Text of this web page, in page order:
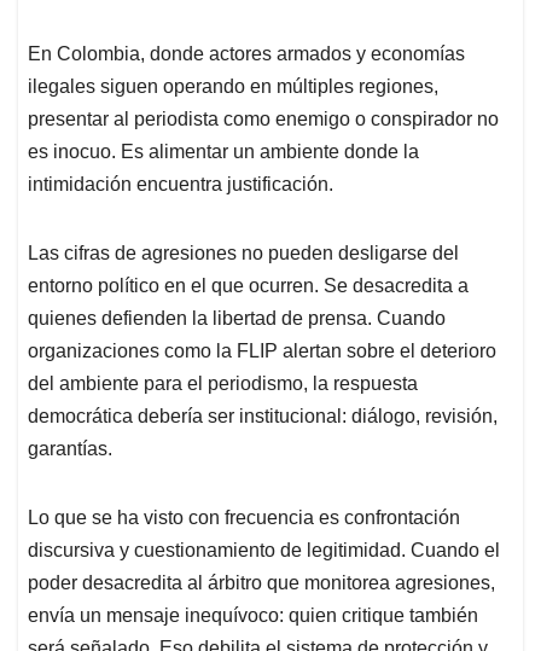
En Colombia, donde actores armados y economías
ilegales siguen operando en múltiples regiones,
presentar al periodista como enemigo o conspirador no
es inocuo. Es alimentar un ambiente donde la
intimidación encuentra justificación.
Las cifras de agresiones no pueden desligarse del
entorno político en el que ocurren. Se desacredita a
quienes defienden la libertad de prensa. Cuando
organizaciones como la FLIP alertan sobre el deterioro
del ambiente para el periodismo, la respuesta
democrática debería ser institucional: diálogo, revisión,
garantías.
Lo que se ha visto con frecuencia es confrontación
discursiva y cuestionamiento de legitimidad. Cuando el
poder desacredita al árbitro que monitorea agresiones,
envía un mensaje inequívoco: quien critique también